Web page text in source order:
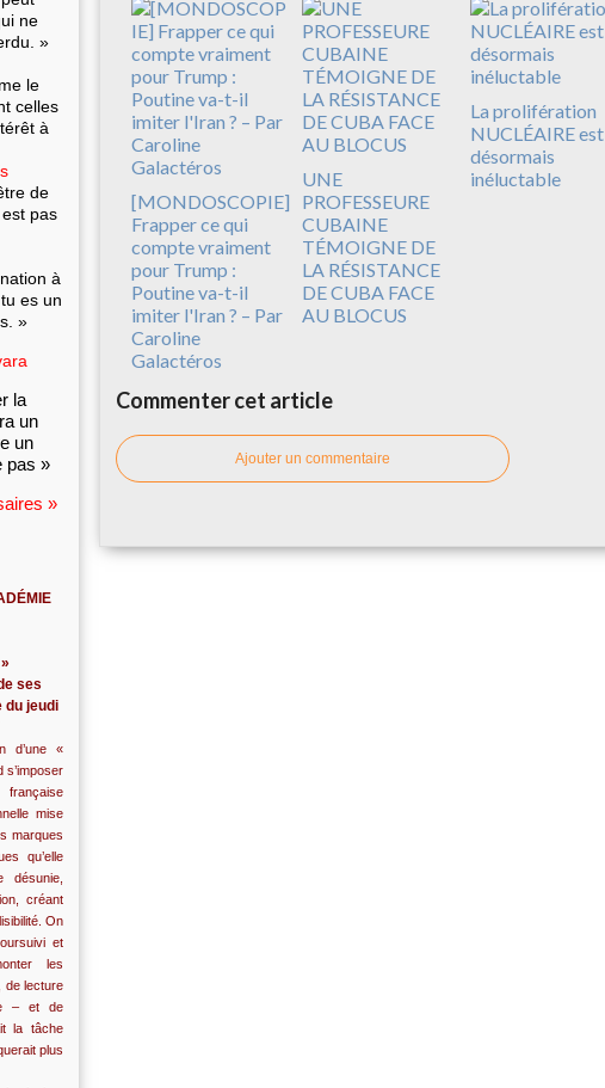
ne
»
le
celles
à
de
pas
à
es un
»
la
un
un
pas »
»
ses
du jeudi
d’une «
s’imposer
française
mise
marques
qu’elle
désunie,
créant
On
et
les
de lecture
– et de
la tâche
plus
[MONDOSCOPIE]
Frapper ce qui
compte vraiment
pour Trump :
Poutine va-t-il
imiter l'Iran ? – Par
Caroline
Galactéros
UNE
PROFESSEURE
CUBAINE
TÉMOIGNE DE
LA RÉSISTANCE
DE CUBA FACE
AU BLOCUS
La prolifération
NUCLÉAIRE est
désormais
inéluctable
Commenter cet article
Ajouter un commentaire